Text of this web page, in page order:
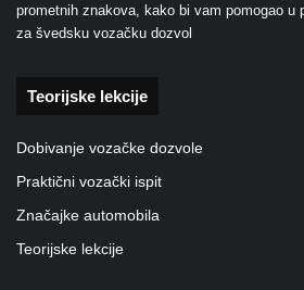
prometnih znakova, kako bi vam pomogao u
za švedsku vozačku dozvol
Teorijske lekcije
Dobivanje vozačke dozvole
Praktični vozački ispit
Značajke automobila
Teorijske lekcije